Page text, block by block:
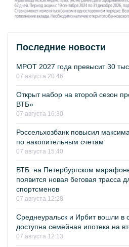
Последние новости
МРОТ 2027 года превысит 30
07 августа 20:46
Открыт набор на второй сезон
ВТБ»
07 августа 16:30
Россельхозбанк повысил
по накопительным счетам
07 августа 15:40
ВТБ: на Петербургском
появится новая беговая трасса
спортсменов
07 августа 12:28
Среднеуральск и Ирбит вошли в
доступна семейная ипотека на
07 августа 12:13